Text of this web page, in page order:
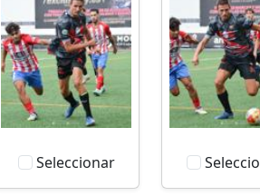
Seleccionar